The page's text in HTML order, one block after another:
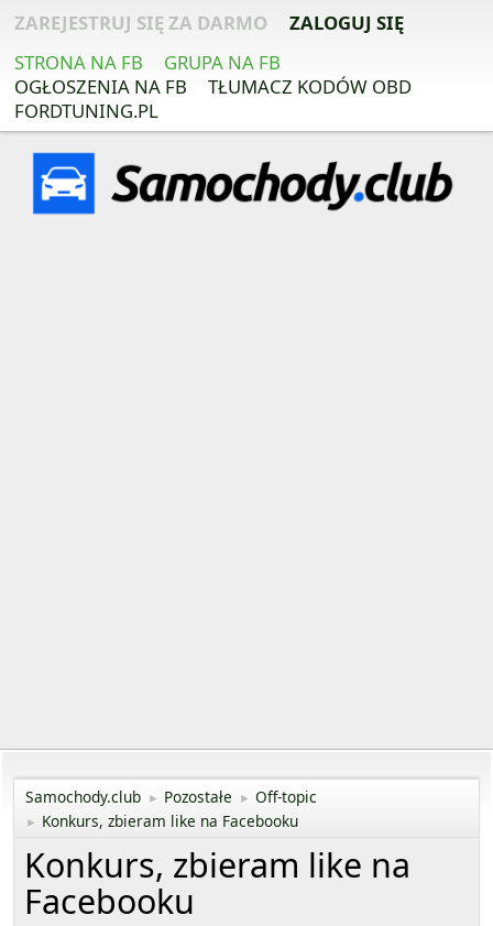
ZAREJESTRUJ SIĘ ZA DARMO
ZALOGUJ SIĘ
STRONA NA FB
GRUPA NA FB
OGŁOSZENIA NA FB
TŁUMACZ KODÓW OBD
FORDTUNING.PL
Samochody.club ► Pozostałe ► Off-topic
► Konkurs, zbieram like na Facebooku
Konkurs, zbieram like na
Facebooku